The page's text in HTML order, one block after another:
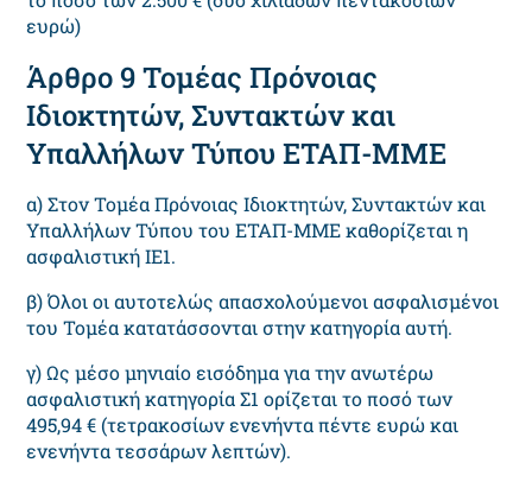
ευρώ)
Άρθρο 9 Τομέας Πρόνοιας
Ιδιοκτητών, Συντακτών και
Υπαλλήλων Τύπου ΕΤΑΠ-ΜΜΕ
α) Στον Τομέα Πρόνοιας Ιδιοκτητών, Συντακτών και
Υπαλλήλων Τύπου του ΕΤΑΠ-ΜΜΕ καθορίζεται η
ασφαλιστική ΙΕ1.
β) Όλοι οι αυτοτελώς απασχολούμενοι ασφαλισμένοι
του Τομέα κατατάσσονται στην κατηγορία αυτή.
γ) Ως μέσο μηνιαίο εισόδημα για την ανωτέρω
ασφαλιστική κατηγορία Σ1 ορίζεται το ποσό των
495,94 € (τετρακοσίων ενενήντα πέντε ευρώ και
ενενήντα τεσσάρων λεπτών).